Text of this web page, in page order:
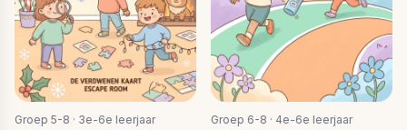
Groep 5-8 · 3e-6e leerjaar Groep 6-8 · 4e-6e leerjaar